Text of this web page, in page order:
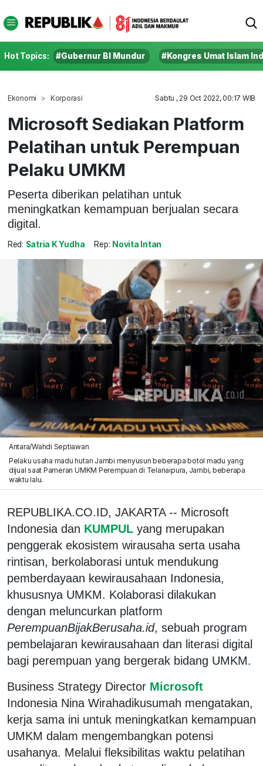
Hot Topics: #Gubernur BI Mundur #Kongres Umat Islam
Ekonomi Korporasi Sabtu , 29 Oct 2022, 00:17 WIB
Microsoft Sediakan Platform
Pelatihan untuk Perempuan
Pelaku UMKM
Peserta diberikan pelatihan untuk
meningkatkan kemampuan berjualan secara
digital.
Red: Satria K Yudha Rep: Novita Intan
Antara/Wahdi Septiawan
Pelaku usaha madu hutan Jambi menyusun beberapa botol madu yang
dijual saat Pameran UMKM Perempuan di Telanaipura, Jambi, beberapa
waktu lalu.
REPUBLIKA.CO.ID, JAKARTA -- Microsoft
Indonesia dan KUMPUL yang merupakan
penggerak ekosistem wirausaha serta usaha
rintisan, berkolaborasi untuk mendukung
pemberdayaan kewirausahaan Indonesia,
khususnya UMKM. Kolaborasi dilakukan
dengan meluncurkan platform
PerempuanBijakBerusaha.id, sebuah program
pembelajaran kewirausahaan dan literasi digital
bagi perempuan yang bergerak bidang UMKM.
Business Strategy Director Microsoft
Indonesia Nina Wirahadikusumah mengatakan,
kerja sama ini untuk meningkatkan kemampuan
UMKM dalam mengembangkan potensi
usahanya. Melalui fleksibilitas waktu pelatihan